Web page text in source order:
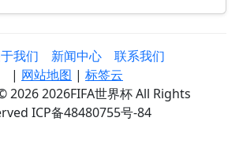
我们 新闻中心
联系我们
| 网站地图 | 标签云
2026 2026FIFA世界杯 All Rights
ICP备48480755号-84